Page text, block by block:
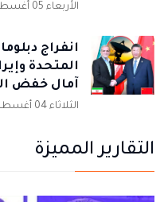
الأربعاء 05 أغسطس 2026
انفراج
المتحدة
آمال خفض
الثلاثاء 04 أغسطس 2026
التقارير المميزة